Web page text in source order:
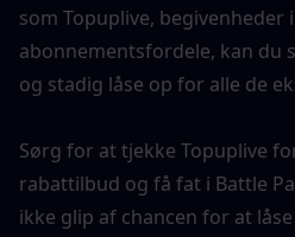
som Topuplive, begivenheder
abonnementsfordele, kan du
og stadig låse op for alle de
Sørg for at tjekke Topuplive
rabattilbud og få fat i Battle
ikke glip af chancen for at